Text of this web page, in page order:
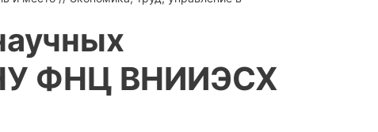
ФНЦ ВНИИЭСХ